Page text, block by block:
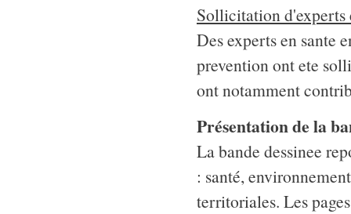
Sollicitation d'experts
Des experts en sante
prevention ont ete
ont notamment
Présentation de la
La bande dessinee
: santé,
territoriales. Les